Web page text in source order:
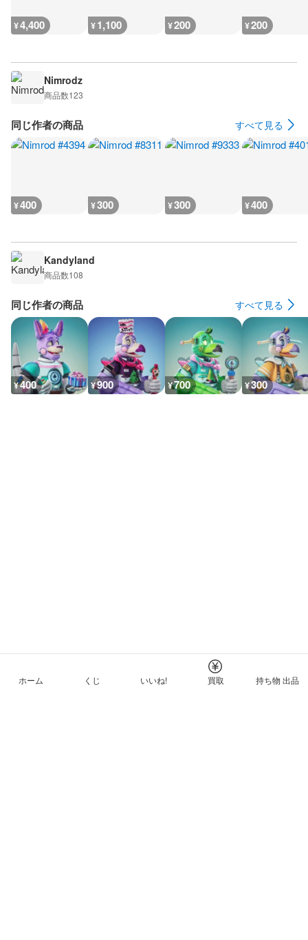
¥4,400 ¥1,100 ¥200 ¥200
Nimrodz
商品数123
同じ作者の商品 すべて見る
¥400 ¥300 ¥300 ¥400
Kandyland
商品数108
同じ作者の商品 すべて見る
¥400 ¥900 ¥700 ¥300
ホーム くじ いいね! 買取 持ち物 出品